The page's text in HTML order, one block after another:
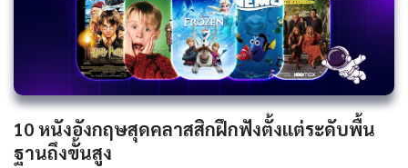
10 หนังอังกฤษสุดคลาสสิกฝึกฟังตั้งแต่ระดับพื้น
ฐานถึงขั้นสูง